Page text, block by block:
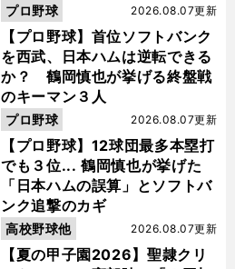
活"の舞台裏
【プロ野球】首位ソフトバンク
を西武、日本ハムは逆転できる
か？ 鶴岡慎也が挙げる終盤戦
のキーマン３人
2026.08.07更新
プロ野球
【プロ野球】12球団最多本塁打
でも３位... 鶴岡慎也が挙げた
「日本ハムの誤算」とソフトバ
ンク追撃のカギ
2026.08.07更新
プロ野球
【夏の甲子園2026】聖隷クリ
2026.08.07更新
高校野球他